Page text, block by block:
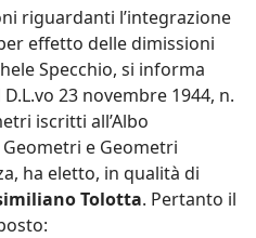
riguardanti l’integrazione
effetto delle dimissioni
Specchio, si informa
23 novembre 1944, n.
iscritti all’Albo
e Geometri
ha eletto, in qualità di
Tolotta. Pertanto il